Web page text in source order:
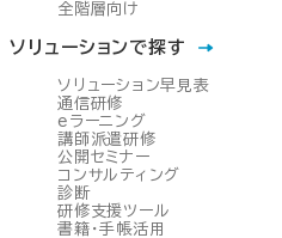
全階層向け
ソリューションで探す
ソリューション早見表
通信研修
eラーニング
講師派遣研修
公開セミナー
コンサルティング
診断
研修支援ツール
書籍・手帳活用